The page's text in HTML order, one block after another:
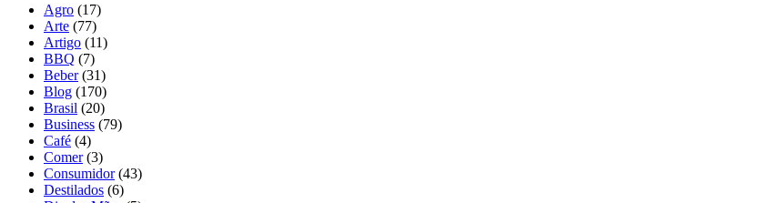
Agro (17)
Arte (77)
Artigo (11)
BBQ (7)
Beber(31)
Blog (170)
Brasil (20)
Business (79)
Café (4)
Comer(3)
Consumidor(43)
Destilados (6)